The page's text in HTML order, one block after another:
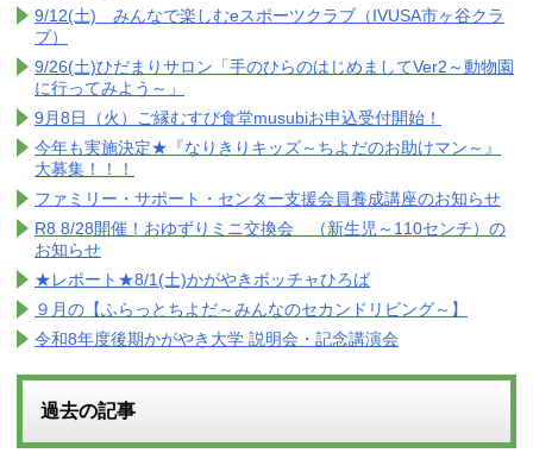
9/12(土) みんなで楽しむeスポーツクラブ（IVUSA市ヶ谷クラ
ブ）
9/26(土)ひだまりサロン「手のひらのはじめましてVer2～動物園
に行ってみよう～」
9月8日（火）ご縁むすび食堂musubiお申込受付開始！
今年も実施決定★『なりきりキッズ～ちよだのお助けマン～』
大募集！！！
ファミリー・サポート・センター支援会員養成講座のお知らせ
R8 8/28開催！おゆずりミニ交換会 （新生児～110センチ）の
お知らせ
★レポート★8/1(土)かがやきボッチャひろば
９月の【ふらっとちよだ～みんなのセカンドリビング～】
令和8年度後期かがやき大学 説明会・記念講演会
過去の記事